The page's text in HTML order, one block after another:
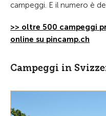
campeggi. E il numero è
>> oltre 500 campeggi
online su pincamp.ch
Campeggi in